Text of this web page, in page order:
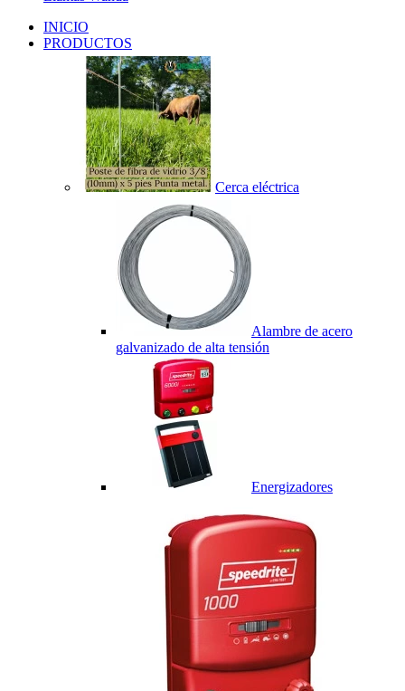
INICIO
PRODUCTOS
Cerca eléctrica
Alambre de acero
galvanizado de alta tensión
Energizadores